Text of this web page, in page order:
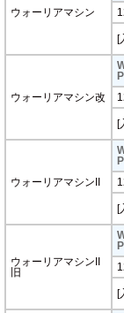
ウォーリアマシン
[
ウォーリアマシン改
P
[
ウォーリアマシンII
P
[
ウォーリアマシンII
旧
P
[